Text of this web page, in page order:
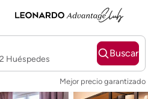
Huéspedes
Buscar
Mejor precio garantizado